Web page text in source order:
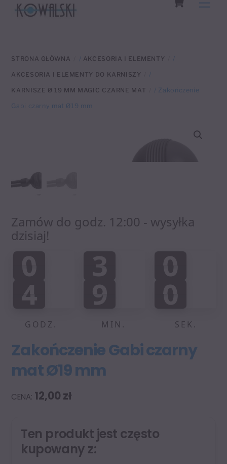
STRONA GŁÓWNA / AKCESORIA I ELEMENTY /
AKCESORIA I ELEMENTY DO KARNISZY /
KARNISZE Ø 19 MM MAGIC CZARNE MAT / Zakończenie
Gabi czarny mat Ø19 mm
Zamów do godz. 12:00 - wysyłka
dzisiaj!
0
0
4
0
4
3
0
3
8
9
8
0
9
5
0
5
0
9
0
9
1
0
GODZ. MIN. SEK.
Zakończenie Gabi czarny
mat Ø19 mm
12,00 zł
Ten produkt jest często
kupowany z: